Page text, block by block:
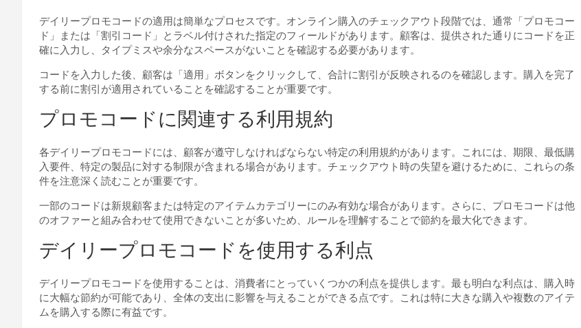
デイリープロモコードの適用は簡単なプロセスです。オンライン購入のチェックアウト段階では、通常「プロモコー
ド」または「割引コード」とラベル付けされた指定のフィールドがあります。顧客は、提供された通りにコードを正
確に入力し、タイプミスや余分なスペースがないことを確認する必要があります。
コードを入力した後、顧客は「適用」ボタンをクリックして、合計に割引が反映されるのを確認します。購入を完了
する前に割引が適用されていることを確認することが重要です。
プロモコードに関連する利用規約
各デイリープロモコードには、顧客が遵守しなければならない特定の利用規約があります。これには、期限、最低購
入要件、特定の製品に対する制限が含まれる場合があります。チェックアウト時の失望を避けるために、これらの条
件を注意深く読むことが重要です。
一部のコードは新規顧客または特定のアイテムカテゴリーにのみ有効な場合があります。さらに、プロモコードは他
のオファーと組み合わせて使用できないことが多いため、ルールを理解することで節約を最大化できます。
デイリープロモコードを使用する利点
デイリープロモコードを使用することは、消費者にとっていくつかの利点を提供します。最も明白な利点は、購入時
に大幅な節約が可能であり、全体の支出に影響を与えることができる点です。これは特に大きな購入や複数のアイテ
ムを購入する際に有益です。